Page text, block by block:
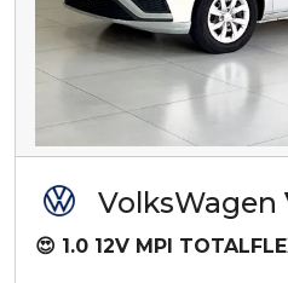
VolksWagen
😍 1.0 12V MPI